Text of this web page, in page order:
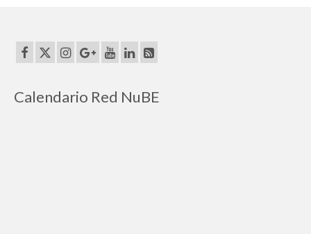
Calendario Red NuBE